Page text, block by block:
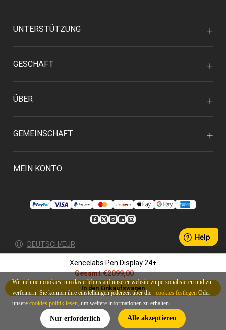
Xencelabs Pen Display 24+
Gesamt:€2099,00
In den Einkaufswagen
UNTERSTÜTZUNG
GESCHÄFT
ÜBER
GEMEINSCHAFT
MEIN KONTO
DEUTSCH/EUR
Bedingungen & Konditionen
© 2026 Xencelabs Technologies Ltd. All Rights Reserved.
Wir nehmen cookies, um das erlebnis auf unserer website zu personalisieren und zu
verfeinern. Sie können ihre einstellungen jederzeit über die
cookies festlegen Oder
unsere cookies politik lesen, um weitere informationen zu erhalten
Nur erforderlich Alle akzeptieren